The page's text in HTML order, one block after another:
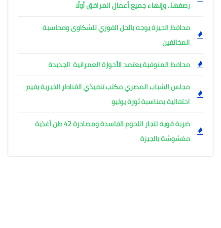
رصفها.. وإنهاء جميع أعمال المرافق أولًا
محافظ الجيزة يوجه بالحل الفوري للشكاوى ومحاسبة
المخالفين
محافظ المنوفية يعتمد الأحوزة العمرانية الجديدة
مجلس الشباب المصري مكتب تنفيذي القناطر الخبرية يقيم
احتفالية بمناسبة ثورة يوليو
ضربة قوية لتجار اللحوم الفاسدة ومصادرة 42 طن أغذية
مغشوشة بالجيزة